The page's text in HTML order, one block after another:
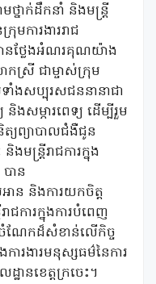
មថ្នាក់ដឹកនាំ និងមន្ត្រី
មការងាររាជ
បានថ្លែងអំណរគុណយ៉ាង
រី ជាម្ចាស់ក្រុម
ាំងសប្បុរសជននានាជា
និងសម្ភារពេទ្យ ដើម្បីរួម
យព្យាបាលជំងឺជូន
មន្ត្រីរាជការក្នុង
បាន
ាន និងការយកចិត្ត
ការក្នុងការបំពេញ
ចំណែកដ៏សំខាន់លើកិច្ច
ការងារមនុស្សធម៌នៃការ
ានខេត្តក្រចេះ។